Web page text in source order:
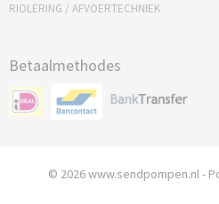
RIOLERING / AFVOERTECHNIEK
Betaalmethodes
© 2026 www.sendpompen.nl -